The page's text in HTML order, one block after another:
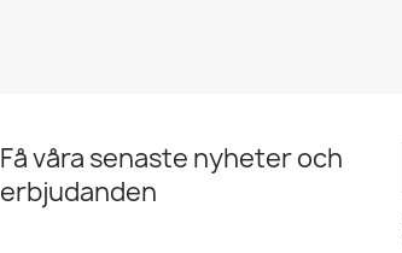
Få våra senaste nyheter och
erbjudanden